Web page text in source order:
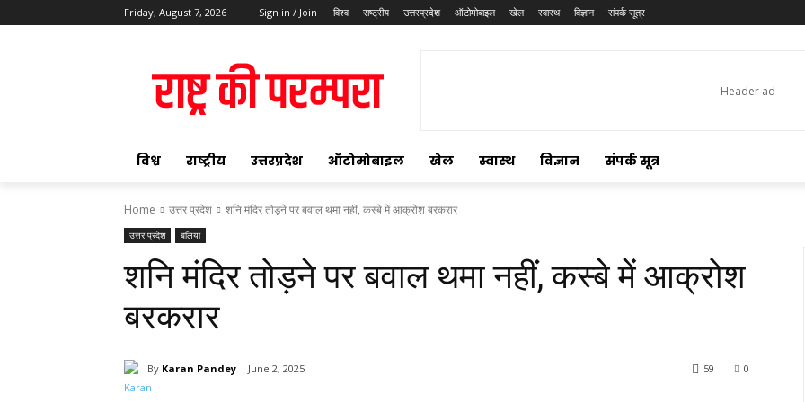
Friday, August 7, 2026 Sign in / Join विश्व राष्ट्रीय उत्तरप्रदेश ऑटोमोबाइल खेल स्वास्थ विज्ञान संपर्क सूत्र
विश्व राष्ट्रीय उत्तरप्रदेश ऑटोमोबाइल खेल स्वास्थ विज्ञान संपर्क सूत्र
Home उत्तर प्रदेश शनि मंदिर तोड़ने पर बवाल थमा नहीं, कस्बे में आक्रोश बरकरार
उत्तर प्रदेश बलिया
शनि मंदिर तोड़ने पर बवाल थमा नहीं, कस्बे में आक्रोश
बरकरार
By Karan Pandey June 2, 2025 0
59